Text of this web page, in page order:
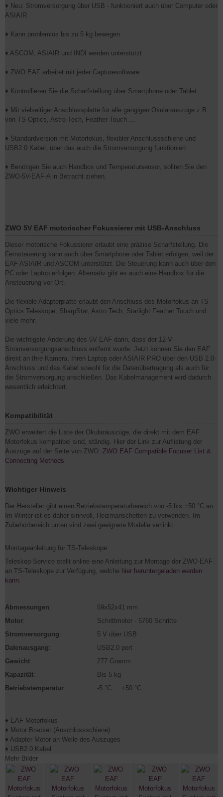
♦ Neu: Stromversorgung über USB - funktioniert auch über Computer oder
ASIAIR
♦ Kann problemlos bis zu 5 kg bewegen
♦ ASCOM, ASIAIR und INDI werden unterstützt
♦ ZWO EAF arbeitet mit jeder Capturesoftware
♦ Kontrollieren Sie die Scharfstellung über Smartphone oder Tablet
♦ Mit vielseitiger Anschlussplatte für alle gängigen Okularauszüge z.B.
von TS-Optics, Astro Tech, Feather Touch ...
♦ Standardversion mit Motorfokus, flexibler Anschlussschiene und
USB2.0 Kabel, über das auch die Stromversorgung funktioniert
♦ Benötigen Sie auch Handbox und Temperatursensor, sollten Sie den
ZWO-5V-EAF-A in Betracht ziehen.
ZWO 5V EAF motorischer Fokussierer mit USB-Anschluss
Dieser motorische Fokussierer erlaubt eine präzise Scharfstellung. Die
Fernsteuerung kann auch über Smartphone oder Tablet erfolgen, weil der
EAF ASIAIR und ASCOM unterstützt. Die Steuerung kann auch über den
PC oder Laptop erfolgen. Alternativ gibt es auch eine Handbox für die
Ansteuerung vor Ort.
Die flexible Adapterplatte erlaubt den Anschluss des Motorfokus an TS-
Optics Teleskope, SharpStar, Astro Tech, Starlight Feather Touch und
viele mehr.
Die wichtigste Änderung des 5V EAF darin, dass der 12-V-
Stromversorgungsanschluss entfernt wurde. Jetzt können Sie den EAF
direkt an Ihre Kamera, Ihren Laptop oder ASIAIR PRO über den USB 2.0-
Anschluss und das Kabel sowohl für die Datenübertragung als auch für
die Stromversorgung anschließen. Das Kabelmanagement wird dadurch
wesentlich erleichtert.
Kompatibilität
ZWO erweitert die Liste der Okularauszüge, die direkt mit dem EAF
Motorfokus kompatibel sind, ständig. Hier der Link zur Auflistung der
Auszüge auf der Seite von ZWO: ZWO EAF Compatible Focuser List &
Connecting Methods
Wichtiger Hinweis
Der Hersteller gibt einen Betriebstemperaturbereich von -5 bis +50 °C an.
Im Winter ist es daher sinnvoll, Heizmanschetten zu verwenden. Im
Zubehörbereich unten sind zwei geeignete Modelle verlinkt.
Montageanleitung für TS-Teleskope
Teleskop-Service stellt online eine Anleitung zur Montage der ZWO-EAF
an TS-Teleskope zur Verfügung, welche hier heruntergeladen werden
kann.
Abmessungen:
59x52x41 mm
Motor:
Schrittmotor - 5760 Schritte
Stromversorgung:
5 V über USB
Datenausgang:
USB2.0 port
Gewicht:
277 Gramm
Kapazität:
Bis 5 kg
Betriebstemperatur: -5 °C ... +50 °C
♦ EAF Motorfokus
♦ Motor Bracket (Anschlussschiene)
♦ Adapter Motor an Welle des Auszuges
♦ USB2.0 Kabel
Mehr Bilder